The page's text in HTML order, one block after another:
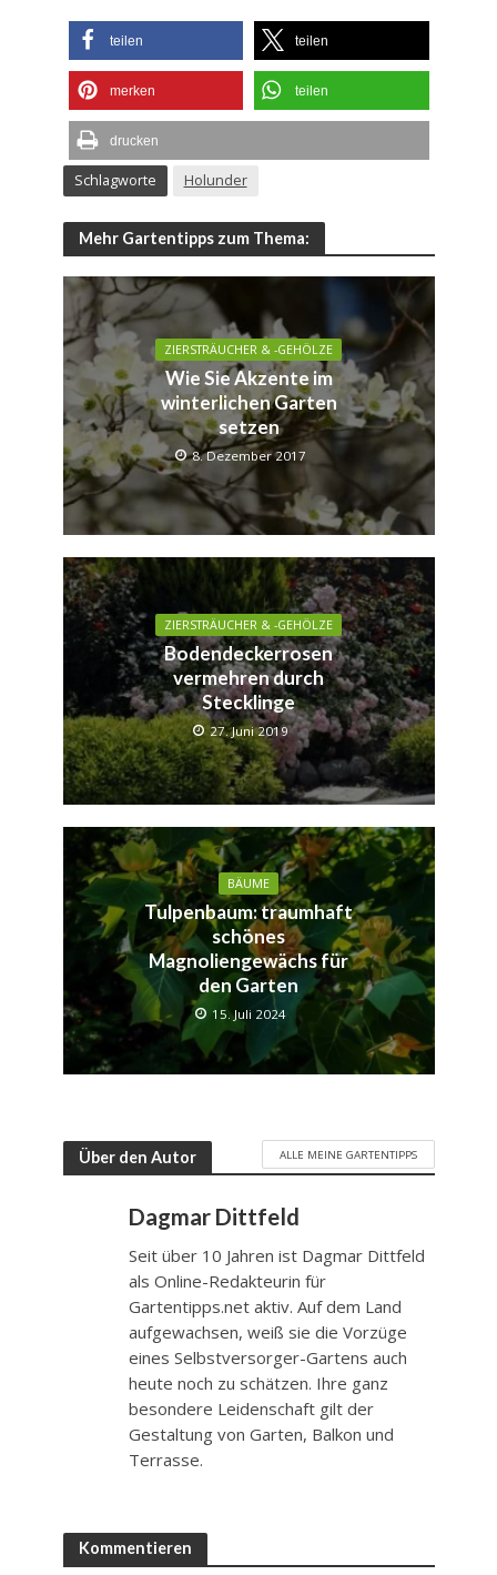
teilen teilen
merken teilen
drucken
Schlagworte Holunder
Mehr Gartentipps zum Thema:
ZIERSTRÄUCHER & -GEHÖLZE
Wie Sie Akzente im
winterlichen Garten
setzen
8. Dezember 2017
ZIERSTRÄUCHER & -GEHÖLZE
Bodendeckerrosen
vermehren durch
Stecklinge
27. Juni 2019
BÄUME
Tulpenbaum: traumhaft
schönes
Magnoliengewächs für
den Garten
15. Juli 2024
Über den Autor ALLE MEINE GARTENTIPPS
Dagmar Dittfeld
Seit über 10 Jahren ist Dagmar Dittfeld
als Online-Redakteurin für
Gartentipps.net aktiv. Auf dem Land
aufgewachsen, weiß sie die Vorzüge
eines Selbstversorger-Gartens auch
heute noch zu schätzen. Ihre ganz
besondere Leidenschaft gilt der
Gestaltung von Garten, Balkon und
Terrasse.
Kommentieren